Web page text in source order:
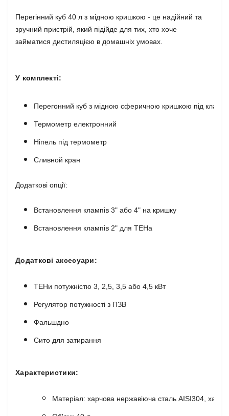
Перегінний куб 40 л з мідною кришкою - це надійний та
зручний пристрій, який підійде для тих, хто хоче
займатися дистиляцією в домашніх умовах.
У комплекті:
Перегонний куб з мідною сферичною кришкою під кламп
Термометр електронний
Ніпель під термометр
Сливной кран
Додаткові опції:
Встановлення клампів 3" або 4" на кришку
Встановлення клампів 2" для ТЕНа
Додаткові аксесуари:
ТЕНи потужністю 3, 2,5, 3,5 або 4,5 кВт
Регулятор потужності з ПЗВ
Фальшдно
Сито для затирання
Характеристики:
Матеріал: харчова нержавіюча сталь AISI304,